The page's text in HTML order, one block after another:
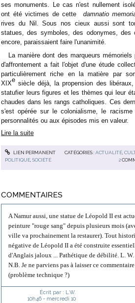
ses monuments. Le cas n'est nullement
ont été victimes de cette damnatio
rives du Nil. Sous nos cieux aussi sont
statues, des symboles, des odonymes, des
encore, paraissaient faire l'unanimité.
La manière dont des marqueurs mémoriels
d'affrontement a fait l'objet d'une étude
particulièrement riche en la matière par
XIXe siècle déjà, la propension des
statufier leurs figures et les thèmes qui leur
chaudes dans les rangs catholiques. Ces
s'est opérée sur le colonialisme, le
personnalités ou aux épisodes mis en valeur.
Lire la suite
LIEN PERMANENT CATÉGORIES :ACTUALITÉ,
POLITIQUE,SOCIÉTÉ 2
COMMENTAIRES
A Namur aussi, une statue de Léopold II est
peinture "rouge sang" depuis plusieurs mois
ville va prochainement la restaurer). Tout
négative de Léopold II a été construite
d'Anglais jaloux ... Pathétique de débilité. L. W.
N.B. Je ne parviens pas à laisser ce
(problème technique ?)
Écrit par :
L.W.
10h46- mercredi 10